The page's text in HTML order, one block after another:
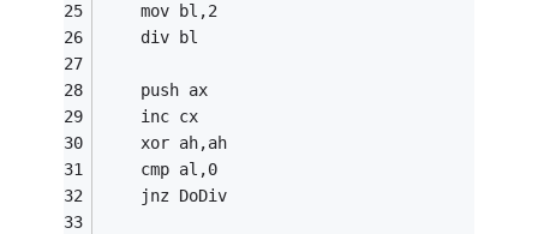
	mov bl,2
	div bl
	push ax
	inc cx
	xor ah,ah
	cmp al,0
	jnz DoDiv